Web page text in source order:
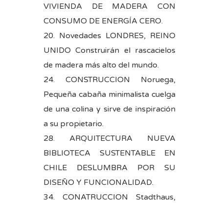
VIVIENDA DE MADERA CON
CONSUMO DE ENERGÍA CERO.
20. Novedades LONDRES, REINO
UNIDO Construirán el rascacielos
de madera más alto del mundo.
24. CONSTRUCCION Noruega,
Pequeña cabaña minimalista cuelga
de una colina y sirve de inspiración
a su propietario.
28. ARQUITECTURA NUEVA
BIBLIOTECA SUSTENTABLE EN
CHILE DESLUMBRA POR SU
DISEÑO Y FUNCIONALIDAD.
34. CONATRUCCION Stadthaus,